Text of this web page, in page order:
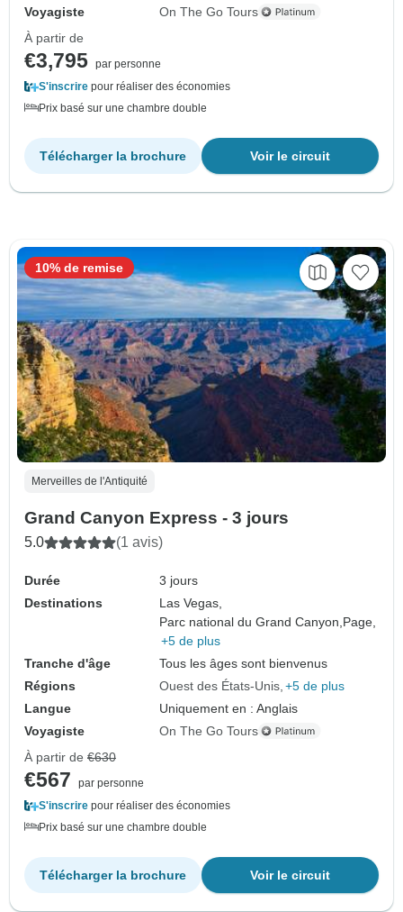
Voyagiste
On The Go Tours
À partir de
€3,795 par personne
S'inscrire pour réaliser des économies
Prix basé sur une chambre double
Voir le circuit
Télécharger la brochure
Merveilles de l'Antiquité
Grand Canyon Express - 3 jours
5.0 (1 avis)
Durée
3 jours
Destinations
Las Vegas,
Parc national du Grand Canyon, Page,
+5 de plus
Tranche d'âge
Tous les âges sont bienvenus
Régions
Ouest des États-Unis +5 de plus
Langue
Uniquement en : Anglais
Voyagiste
On The Go Tours
10% de remise
À partir de €630
€567
par personne
S'inscrire pour réaliser des économies
Prix basé sur une chambre double
Voir le circuit
Télécharger la brochure